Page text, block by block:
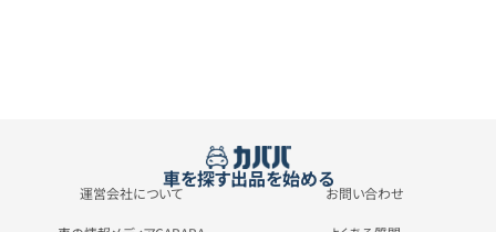
車を探す出品を始める
運営会社について お問い合わせ